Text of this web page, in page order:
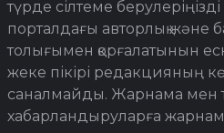
түрде сілтеме
порталдағы авторлық және
толығымен қорғалатынын
жеке пікірі редакцияның
саналмайды. Жарнама мен
хабарландыруларға